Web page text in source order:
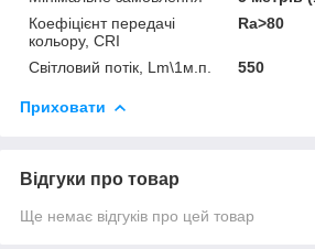
Коефіцієнт передачі
кольору, CRI
Ra>80
Світловий потік, Lm\1м.п. 550
Приховати
Відгуки про товар
Ще немає відгуків про цей товар